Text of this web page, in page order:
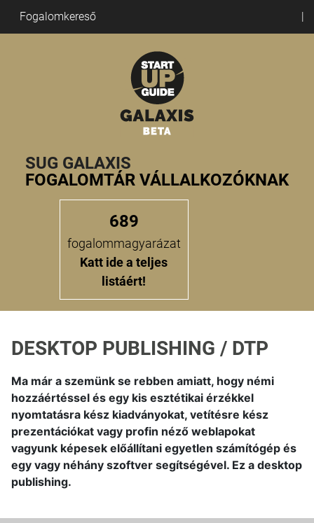
Fogalomkereső
SUG GALAXIS
FOGALOMTÁR VÁLLALKOZÓKNAK
689
fogalommagyarázat
Katt ide a teljes
listáért!
DESKTOP PUBLISHING / DTP
Ma már a szemünk se rebben amiatt, hogy némi
hozzáértéssel és egy kis esztétikai érzékkel
nyomtatásra kész kiadványokat, vetítésre kész
prezentációkat vagy profin néző weblapokat
vagyunk képesek előállítani egyetlen számítógép és
egy vagy néhány szoftver segítségével. Ez a desktop
publishing.